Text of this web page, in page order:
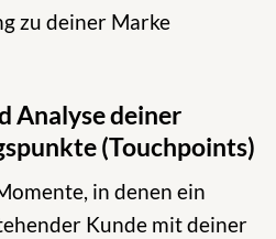
zu deiner Marke
Analyse deiner
(Touchpoints)
in denen ein
Kunde mit deiner